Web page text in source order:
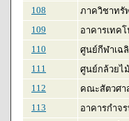
108
ภาควิชาทรั
109
อาคารเทค
110
ศูนย์กีฬาเฉ
111
ศูนย์กล้วยไ
112
คณะสัตวศา
113
อาคารกำจ